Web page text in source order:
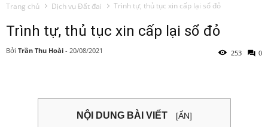
Trang chủ Dịch vụ Đất đai Trình tự, thủ tục xin cấp lại sổ đỏ
Trình tự, thủ tục xin cấp lại sổ đỏ
Bởi Trần Thu Hoài - 20/08/2021 253 0
NỘI DUNG BÀI VIẾT [ẨN]